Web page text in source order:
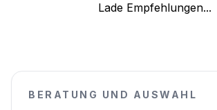
Lade Empfehlungen...
BERATUNG UND AUSWAHL